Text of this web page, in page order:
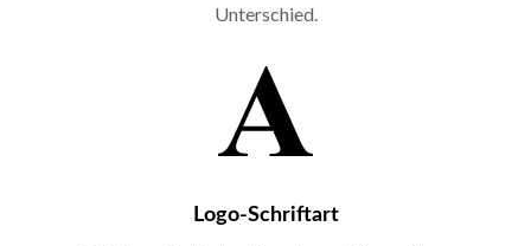
Unterschied.
Logo-Schriftart